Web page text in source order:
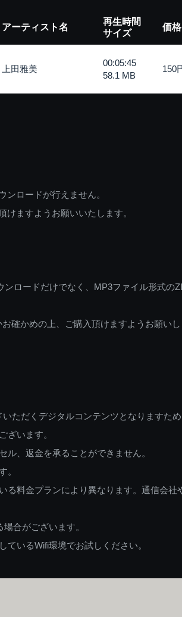
アーティスト名
再生時間
サイズ
価格
上田雅美
00:05:45
58.1 MB
150
ンロードが行えません。
ますようお願いいたします。
ロードだけでなく、MP3ファイル形式の
確かめの上、ご購入頂けますようお願いし
ただくデジタルコンテンツとなりますため
ざいます。
ル、返金を承ることができません。
。
る料金プランにより異なります。通信会
合がございます。
いるWifi環境でお試しください。